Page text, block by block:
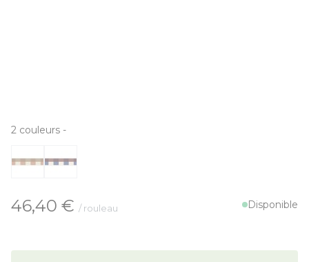
2 couleurs -
À partir de:
46,40 € / rouleau Disponible